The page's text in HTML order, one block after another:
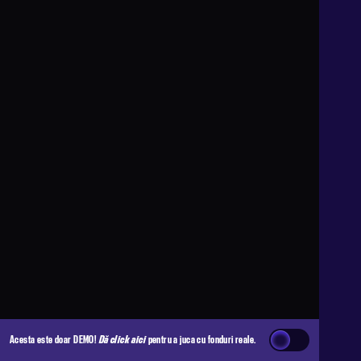
Acesta este doar DEMO!Dă click aicipentru a juca cu fonduri reale.